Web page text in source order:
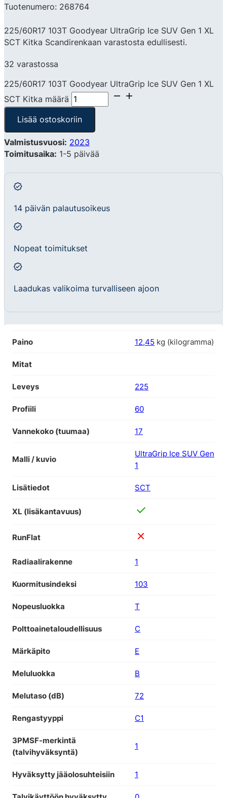
Tuotenumero: 268764
225/60R17 103T Goodyear UltraGrip Ice SUV Gen 1 XL
SCT Kitka Scandirenkaan varastosta edullisesti.
32 varastossa
225/60R17 103T Goodyear UltraGrip Ice SUV Gen 1 XL
SCT Kitka määrä
Lisää ostoskoriin
Valmistusvuosi: 2023
Toimitusaika: 1-5 päivää
14 päivän palautusoikeus
Nopeat toimitukset
Laadukas valikoima turvalliseen ajoon
Paino 12,45 kg (kilogramma)
Mitat
Leveys 225
Profiili 60
Vannekoko (tuumaa) 17
Malli / kuvio
UltraGrip Ice SUV Gen
1
Lisätiedot SCT
XL (lisäkantavuus)
RunFlat
Radiaalirakenne 1
Kuormitusindeksi 103
Nopeusluokka T
Polttoainetaloudellisuus C
Märkäpito E
Meluluokka B
Melutaso (dB) 72
Rengastyyppi C1
3PMSF-merkintä
(talvihyväksyntä)
1
Hyväksytty jääolosuhteisiin 1